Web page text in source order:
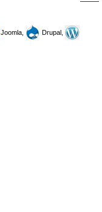
Joomla,
Drupal,